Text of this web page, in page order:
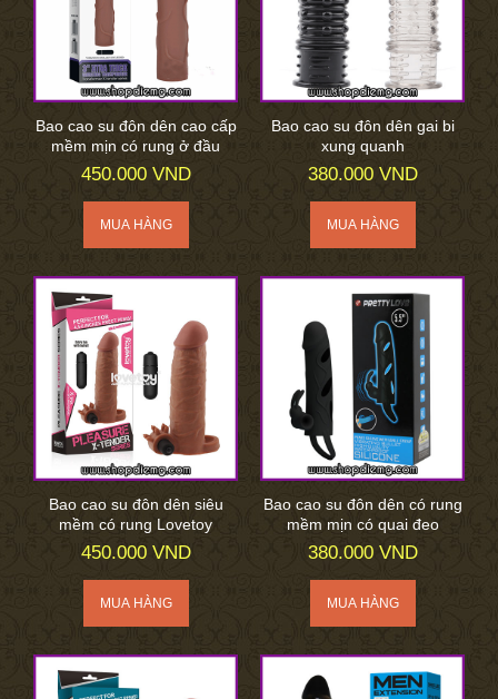
Bao cao su đôn dên cao cấp
mềm mịn có rung ở đầu
450.000 VND
Bao cao su đôn dên gai bi
xung quanh
380.000 VND
Bao cao su đôn dên siêu
mềm có rung Lovetoy
450.000 VND
Bao cao su đôn dên có rung
mềm mịn có quai đeo
380.000 VND